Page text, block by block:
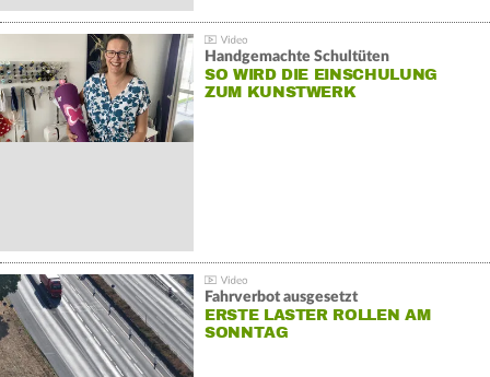
Handgemachte Schultüten
SO WIRD DIE EINSCHULUNG
ZUM KUNSTWERK
Fahrverbot ausgesetzt
ERSTE LASTER ROLLEN AM
SONNTAG